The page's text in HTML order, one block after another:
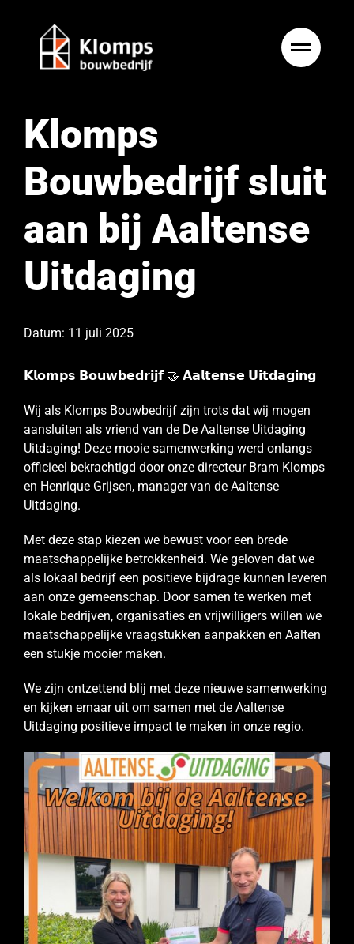
Klomps
Bouwbedrijf sluit
aan bij Aaltense
Uitdaging
Datum: 11 juli 2025
𝗞𝗹𝗼𝗺𝗽𝘀 𝗕𝗼𝘂𝘄𝗯𝗲𝗱𝗿𝗶𝗷𝗳 🤝 𝗔𝗮𝗹𝘁𝗲𝗻𝘀𝗲 𝗨𝗶𝘁𝗱𝗮𝗴𝗶𝗻𝗴
Wij als Klomps Bouwbedrijf zijn trots dat wij mogen
aansluiten als vriend van de De Aaltense Uitdaging
Uitdaging! Deze mooie samenwerking werd onlangs
officieel bekrachtigd door onze directeur Bram Klomps
en Henrique Grijsen, manager van de Aaltense
Uitdaging.
Met deze stap kiezen we bewust voor een brede
maatschappelijke betrokkenheid. We geloven dat we
als lokaal bedrijf een positieve bijdrage kunnen leveren
aan onze gemeenschap. Door samen te werken met
lokale bedrijven, organisaties en vrijwilligers willen we
maatschappelijke vraagstukken aanpakken en Aalten
een stukje mooier maken.
We zijn ontzettend blij met deze nieuwe samenwerking
en kijken ernaar uit om samen met de Aaltense
Uitdaging positieve impact te maken in onze regio.